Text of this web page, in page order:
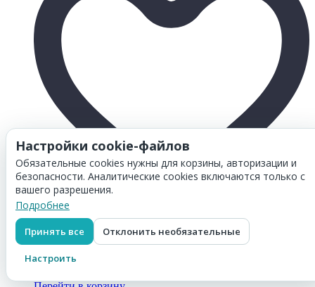
Товар добавлен вкорзину
Картридж Hi-Black W2122X (HB-W2122X) Yellow (с
чипом) для HP CLJ Enterprise M554dn/ 555DN/ 555x/
578f/ 578DN, жёлтый, 10K
Настройки cookie-файлов
Обязательные cookies нужны для корзины, авторизации и
безопасности. Аналитические cookies включаются только с
вашего разрешения.
Подробнее
Принять все Отклонить необязательные
Настроить